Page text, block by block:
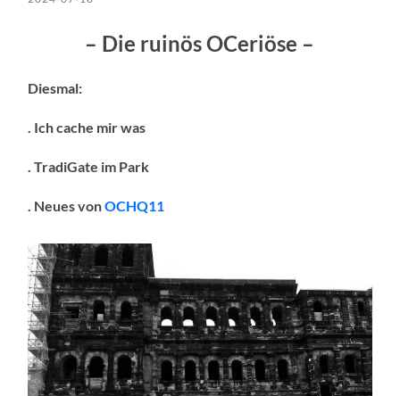
– Die ruinös OCeriöse –
Diesmal:
. Ich cache mir was
. TradiGate im Park
. Neues vonOCHQ11